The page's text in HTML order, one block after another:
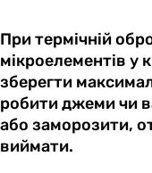
При термічній
мікроелементів у
зберегти
робити джеми чи
або заморозити,
виймати.